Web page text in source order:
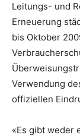
Leitungs- und
Erneuerung
bis Oktober
Verwendung
offiziellen
«Es gibt weder